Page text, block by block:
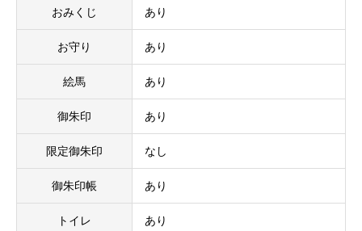
おみくじ あり
お守り あり
絵馬 あり
御朱印 あり
限定御朱印 なし
御朱印帳 あり
トイレ あり